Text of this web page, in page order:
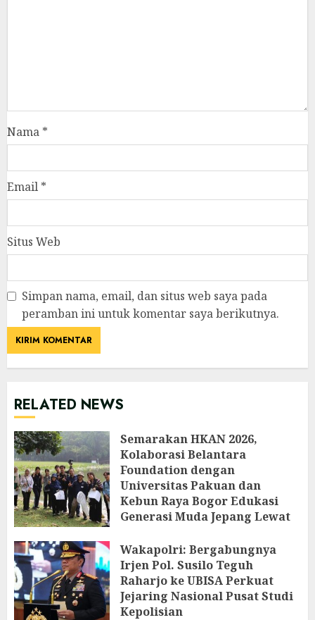
Nama *
Email *
Situs Web
Simpan nama, email, dan situs web saya pada
peramban ini untuk komentar saya berikutnya.
RELATED NEWS
Semarakan HKAN 2026,
Kolaborasi Belantara
Foundation dengan
Universitas Pakuan dan
Kebun Raya Bogor Edukasi
Generasi Muda Jepang Lewat
Kebun Raya Bogor
AGUSTUS 3, 2026
Wakapolri: Bergabungnya
Irjen Pol. Susilo Teguh
Raharjo ke UBISA Perkuat
Jejaring Nasional Pusat Studi
Kepolisian